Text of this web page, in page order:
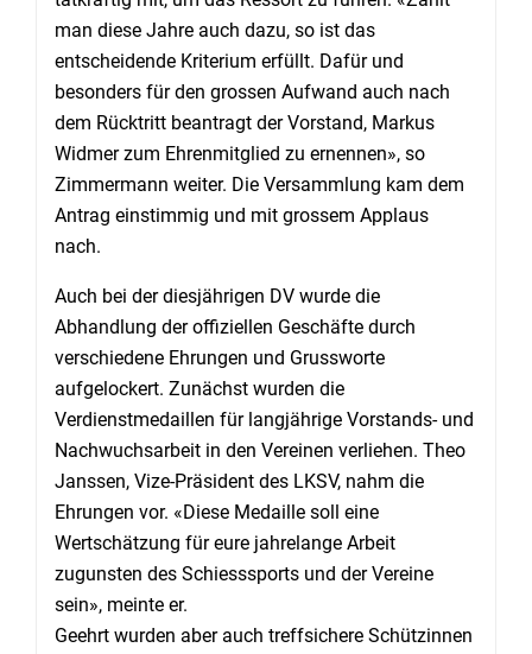
man diese Jahre auch dazu, so ist das
entscheidende Kriterium erfüllt. Dafür und
besonders für den grossen Aufwand auch nach
dem Rücktritt beantragt der Vorstand, Markus
Widmer zum Ehrenmitglied zu ernennen», so
Zimmermann weiter. Die Versammlung kam dem
Antrag einstimmig und mit grossem Applaus
nach.
Auch bei der diesjährigen DV wurde die
Abhandlung der offiziellen Geschäfte durch
verschiedene Ehrungen und Grussworte
aufgelockert. Zunächst wurden die
Verdienstmedaillen für langjährige Vorstands- und
Nachwuchsarbeit in den Vereinen verliehen. Theo
Janssen, Vize-Präsident des LKSV, nahm die
Ehrungen vor. «Diese Medaille soll eine
Wertschätzung für eure jahrelange Arbeit
zugunsten des Schiesssports und der Vereine
sein», meinte er.
Geehrt wurden aber auch treffsichere Schützinnen